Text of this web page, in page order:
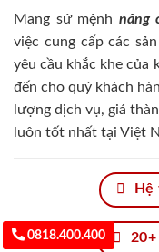
Mang sứ mệnh nâng
việc cung cấp các
yêu cầu khắc khe của
đến cho quý khách
lượng dịch vụ, giá
luôn tốt nhất tại Việt
Hệ
0818.400.400